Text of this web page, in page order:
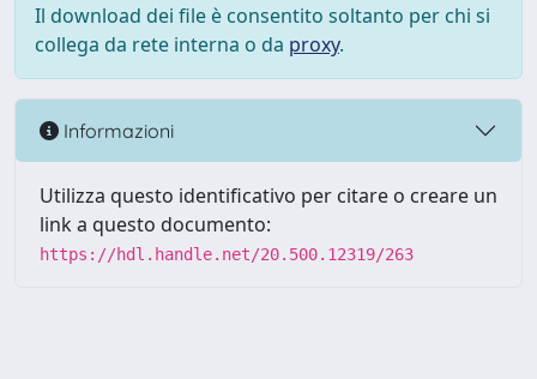
Il download dei file è consentito soltanto per chi si
collega da rete interna o da proxy.
Informazioni
Utilizza questo identificativo per citare o creare un
link a questo documento:
https://hdl.handle.net/20.500.12319/263